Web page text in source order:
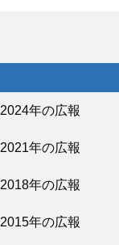
2024年の広報
2021年の広報
2018年の広報
2015年の広報